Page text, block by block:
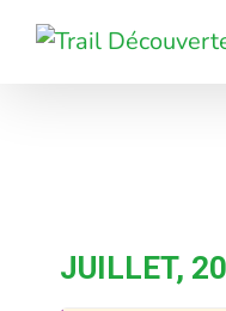
Passer
JUILLET,